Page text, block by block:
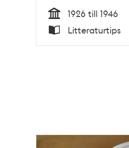
Tid
1926 till 1946
Litteraturtips